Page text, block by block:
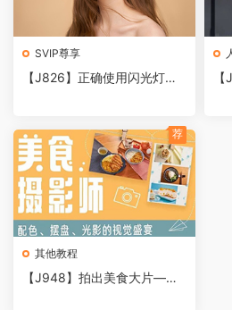
SVIP尊享
【J826】正确使用闪光灯拍
其他教程
【J948】拍出美食大片——
荐